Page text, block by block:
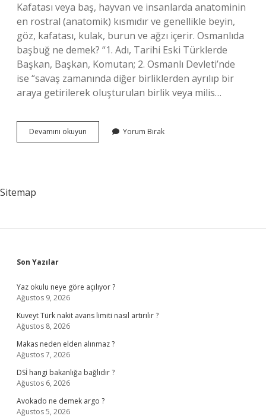
Kafatası veya baş, hayvan ve insanlarda anatominin
en rostral (anatomik) kısmıdır ve genellikle beyin,
göz, kafatası, kulak, burun ve ağzı içerir. Osmanlıda
başbuğ ne demek? “1. Adı, Tarihi Eski Türklerde
Başkan, Başkan, Komutan; 2. Osmanlı Devleti’nde
ise “savaş zamanında diğer birliklerden ayrılıp bir
araya getirilerek oluşturulan birlik veya milis…
Devamını okuyun
Kelimesinin
Yorum Bırak
Sitemap
Sidebar
Son Yazılar
Yaz okulu neye göre açılıyor ?
Ağustos 9, 2026
Kuveyt Türk nakit avans limiti nasıl artırılır ?
Ağustos 8, 2026
Makas neden elden alınmaz ?
Ağustos 7, 2026
DSİ hangi bakanlığa bağlıdır ?
Ağustos 6, 2026
Avokado ne demek argo ?
Ağustos 5, 2026